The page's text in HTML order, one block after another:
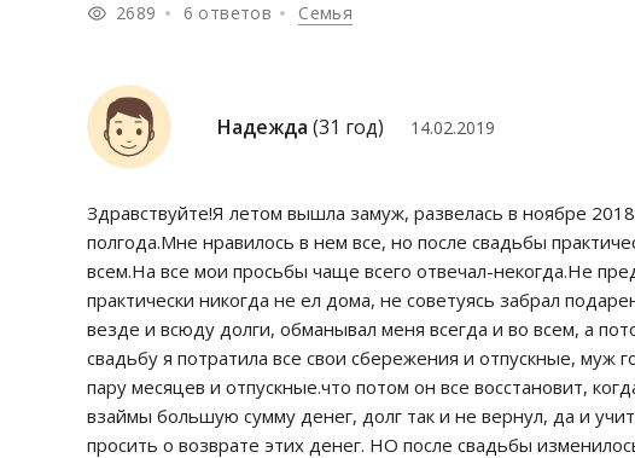
2689 6 ответов Семья
Надежда (31 год) 14.02.2019
Здравствуйте!Я летом вышла замуж, развелась в ноябре
полгода.Мне нравилось в нем все, но после свадьбы
всем.На все мои просьбы чаще всего отвечал-некогда.Не
практически никогда не ел дома, не советуясь забрал
везде и всюду долги, обманывал меня всегда и во всем, а
свадьбу я потратила все свои сбережения и отпускные, муж
пару месяцев и отпускные.что потом он все восстановит,
взаймы большую сумму денег, долг так и не вернул, да и
просить о возврате этих денег. НО после свадьбы